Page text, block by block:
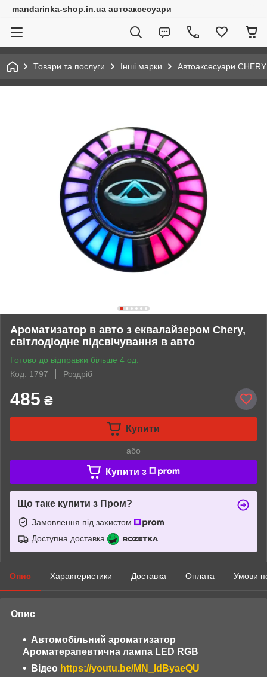
mandarinka-shop.in.ua автоаксесуари
Товари та послуги Інші марки Автоаксесуари CHERY
Ароматизатор в авто з еквалайзером Chery,
світлодіодне підсвічування в авто
Готово до відправки більше 4 од.
Код: 1797
Роздріб
485 ₴
Купити
або
Купити з
Що таке купити з Пром?
Замовлення під захистом
Доступна доставка
Опис Характеристики Доставка Оплата Умови
Опис
Автомобільний ароматизатор
Ароматерапевтична лампа LED RGB
Відео https://youtu.be/MN_ldByaeQU